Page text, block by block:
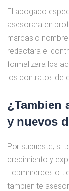
El abogado
asesorara en
marcas o
redactara el
formalizara los
los contratos de
¿Tambien
y nuevos
Por supuesto, si
crecimiento y
Ecommerces o
tambien te